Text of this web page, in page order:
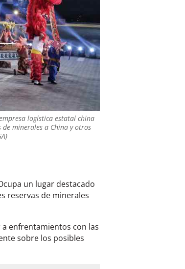
logística estatal china
minerales a China y otros
un lugar destacado
reservas de minerales
enfrentamientos con las
sobre los posibles